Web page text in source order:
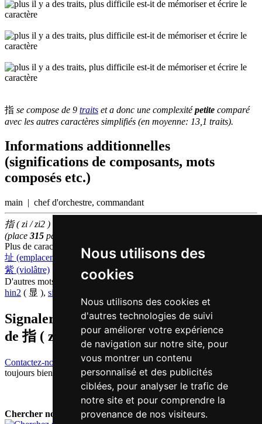
Nous utilisons des
cookies
Nous utilisons des cookies et
d'autres technologies de suivi
pour améliorer votre expérience
de navigation sur notre site, pour
vous montrer un contenu
personnalisé et des publicités
ciblées, pour analyser le trafic de
notre site et pour comprendre la
provenance de nos visiteurs.
指 se compose de 9 traits et a donc une complexitépetite comparé
avec les autres caractères simplifiés (en moyenne: 13,1 traits).
Informations additionnelles
(significations de composants, mots
composés etc.)
main | chef d'orchestre, commandant
指 ( zi / zi2 ) fait partie des
(place 315 parmi les
Plus de caractères qui se prononcentzi2 en chinois
址 (emplacement)
止 (arrêter) , 纸 (papier) , 子 (fils),
紫 (violâtre)
D'autres mots qui signifientmontrer en chinois
hin2 ( 显 ), si6
Signaler traduction fausse ou manquante
de指 ( zi / zi2 )
Contactez-nous!
Votre feedback et critique constructive seront
toujours bienvenus.
Chercher nouveau mot: